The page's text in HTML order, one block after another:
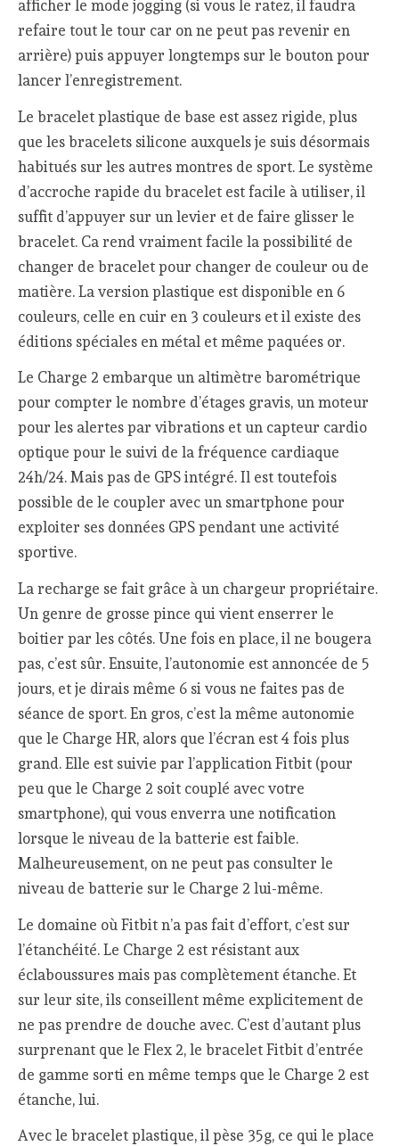
afficher le mode jogging (si vous le ratez, il faudra
refaire tout le tour car on ne peut pas revenir en
arrière) puis appuyer longtemps sur le bouton pour
lancer l’enregistrement.
Le bracelet plastique de base est assez rigide, plus
que les bracelets silicone auxquels je suis désormais
habitués sur les autres montres de sport. Le système
d’accroche rapide du bracelet est facile à utiliser, il
suffit d’appuyer sur un levier et de faire glisser le
bracelet. Ca rend vraiment facile la possibilité de
changer de bracelet pour changer de couleur ou de
matière. La version plastique est disponible en 6
couleurs, celle en cuir en 3 couleurs et il existe des
éditions spéciales en métal et même paquées or.
Le Charge 2 embarque un altimètre barométrique
pour compter le nombre d’étages gravis, un moteur
pour les alertes par vibrations et un capteur cardio
optique pour le suivi de la fréquence cardiaque
24h/24. Mais pas de GPS intégré. Il est toutefois
possible de le coupler avec un smartphone pour
exploiter ses données GPS pendant une activité
sportive.
La recharge se fait grâce à un chargeur propriétaire.
Un genre de grosse pince qui vient enserrer le
boitier par les côtés. Une fois en place, il ne bougera
pas, c’est sûr. Ensuite, l’autonomie est annoncée de 5
jours, et je dirais même 6 si vous ne faites pas de
séance de sport. En gros, c’est la même autonomie
que le Charge HR, alors que l’écran est 4 fois plus
grand. Elle est suivie par l’application Fitbit (pour
peu que le Charge 2 soit couplé avec votre
smartphone), qui vous enverra une notification
lorsque le niveau de la batterie est faible.
Malheureusement, on ne peut pas consulter le
niveau de batterie sur le Charge 2 lui-même.
Le domaine où Fitbit n’a pas fait d’effort, c’est sur
l’étanchéité. Le Charge 2 est résistant aux
éclaboussures mais pas complètement étanche. Et
sur leur site, ils conseillent même explicitement de
ne pas prendre de douche avec. C’est d’autant plus
surprenant que le Flex 2, le bracelet Fitbit d’entrée
de gamme sorti en même temps que le Charge 2 est
étanche, lui.
Avec le bracelet plastique, il pèse 35g, ce qui le place